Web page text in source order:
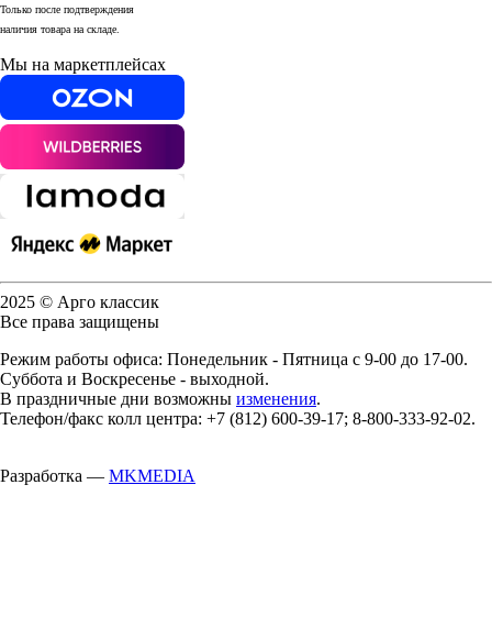
Только после подтверждения
наличия товара на складе.
Мы на маркетплейсах
2025 © Арго классик
Все права защищены
Режим работы офиса: Понедельник - Пятница с 9-00 до 17-00.
Суббота и Воскресенье - выходной.
В праздничные дни возможны изменения.
Телефон/факс колл центра: +7 (812) 600-39-17; 8-800-333-92-02.
Разработка — MKMEDIA